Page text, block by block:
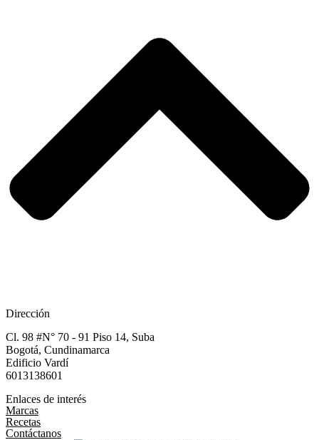
Dirección
Cl. 98 #N° 70 - 91 Piso 14, Suba
Bogotá, Cundinamarca​
Edificio Vardí​
6013138601
Enlaces de interés
Marcas
Recetas
Contáctanos